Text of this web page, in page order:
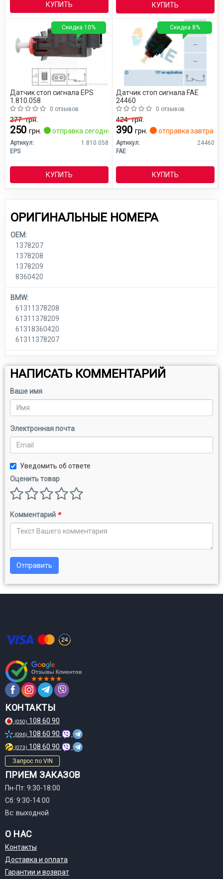
КУПИТЬ КУПИТЬ
Датчик стоп сигнала EPS
1.810.058
0 отзывов
277грн.
250 грн. отправка сегодня
Артикул:
1.810.058
EPS
КУПИТЬ
Скидка 10%
Датчик стоп сигнала FAE
24460
0 отзывов
424грн.
390 грн. отправка завтра
Артикул:
24460
FAE
КУПИТЬ
Скидка 8%
ОРИГИНАЛЬНЫЕ НОМЕРА
OEM:
1378207
1378208
1378209
8360420
BMW:
61311378208
61311378209
61318360420
61311378207
НАПИСАТЬ КОММЕНТАРИЙ
Ваше имя
Электронная почта
Уведомить об ответе
Оценить товар
Комментарий *
Отправить
КОНТАКТЫ
(050) 108 60 90
(096) 108 60 90
(073) 108 60 90
Запрос по VIN
ПРИЕМ ЗАКАЗОВ
Пн-Пт: 9:30-18:00
Сб: 9:30-14:00
Вс: выходной
О НАС
Контакты
Доставка и оплата
Гарантии и возврат